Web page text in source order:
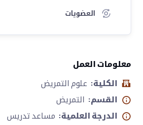
العضويات
معلومات العمل
الكلية: علوم التمريض
القسم: التمريض
الدرجة العلمية: مساعد تدريس